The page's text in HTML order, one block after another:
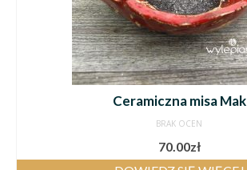
Ceramiczna misa Mak
BRAK OCEN
70.00zł